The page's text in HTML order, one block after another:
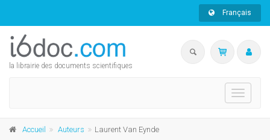
Français
la librairie des documents scientifiques
Toggle
Accueil Auteurs Laurent Van Eynde